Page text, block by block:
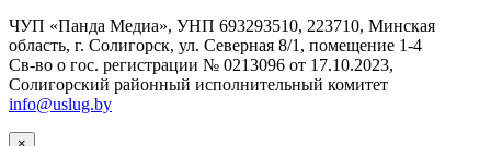
ЧУП «Панда Медиа», УНП 693293510, 223710, Минская
область, г. Солигорск, ул. Северная 8/1, помещение 1-4
Св-во о гос. регистрации № 0213096 от 17.10.2023,
Солигорский районный исполнительный комитет
info@uslug.by